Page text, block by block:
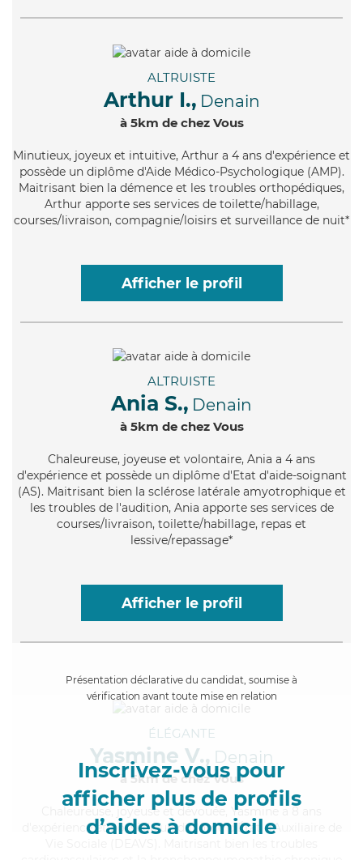
ALTRUISTE
Arthur I., Denain
à 5km de chez Vous
Minutieux, joyeux et intuitive, Arthur a 4 ans d'expérience et
possède un diplôme d'Aide Médico-Psychologique (AMP).
Maitrisant bien la démence et les troubles orthopédiques,
Arthur apporte ses services de toilette/habillage,
courses/livraison, compagnie/loisirs et surveillance de nuit*
Afficher le profil
ALTRUISTE
Ania S., Denain
à 5km de chez Vous
Chaleureuse, joyeuse et volontaire, Ania a 4 ans
d'expérience et possède un diplôme d'Etat d'aide-soignant
(AS). Maitrisant bien la sclérose latérale amyotrophique et
les troubles de l'audition, Ania apporte ses services de
courses/livraison, toilette/habillage, repas et
lessive/repassage*
Afficher le profil
Présentation déclarative du candidat, soumise à
vérification avant toute mise en relation
Inscrivez-vous pour
afficher plus de profils
d’aides à domicile
ÉLÉGANTE
Yasmine V., Denain
à 5km de chez Vous
, joyeuse et dévouée, Yasmine a 8 ans
d'expérience et possède un diplôme d'État d'Auxiliaire de